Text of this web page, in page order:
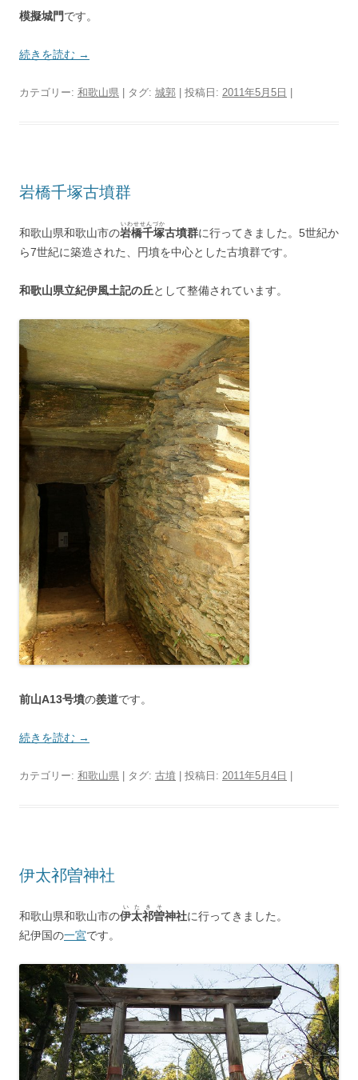
模擬城門です。
続きを読む →
カテゴリー: 和歌山県 | タグ: 城郭 | 投稿日: 2011年5月5日
岩橋千塚古墳群
和歌山県和歌山市の岩橋千塚
いわせせんづか
古墳群に行ってきました。5世紀か
ら7世紀に築造された、円墳を中心とした古墳群です。
和歌山県立紀伊風土記の丘として整備されています。
前山A13号墳の羨道です。
続きを読む →
カテゴリー: 和歌山県 | タグ: 古墳 | 投稿日: 2011年5月4日
伊太祁曽神社
和歌山県和歌山市の伊太祁曽
いたきそ
神社に行ってきました。
紀伊国の一宮です。